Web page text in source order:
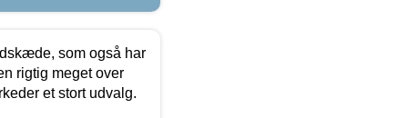
som også har
rigtig meget over
et stort udvalg.